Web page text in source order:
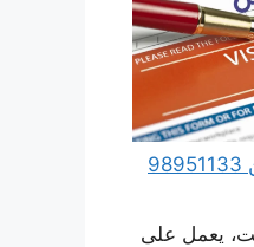
مكتب استخراج فيزا شنغن 98951133
يعمل على